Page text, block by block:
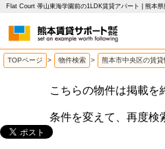
TOPページ > 物件検索 > 熊本市中央区の賃
こちらの物件は掲載を
条件を変えて、再度検